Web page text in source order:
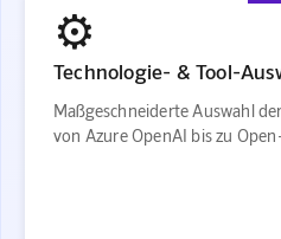
⚙️
Technologie- & Tool-
Maßgeschneiderte Auswahl
von Azure OpenAI bis zu